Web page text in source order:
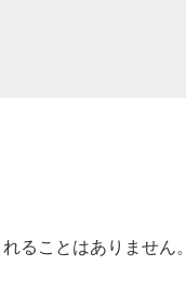
ることはありません。